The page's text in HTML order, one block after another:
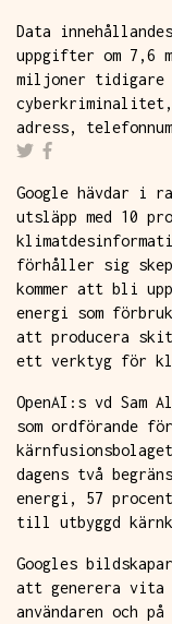
Data
uppgifter om 7,6
miljoner tidigare
cyberkriminalitet,
adress,
Google hävdar i
utsläpp med 10
förhåller sig
kommer att bli
energi som
att producera
ett verktyg för
OpenAI:s vd
som ordförande
dagens två
energi, 57
till utbyggd
Googles
att generera vita
användaren och